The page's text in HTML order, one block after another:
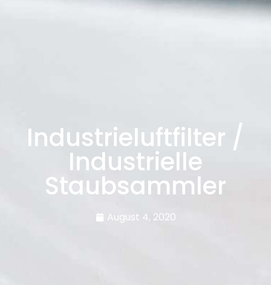
Industrieluftfilter /
Industrielle
Staubsammler
August 4, 2020